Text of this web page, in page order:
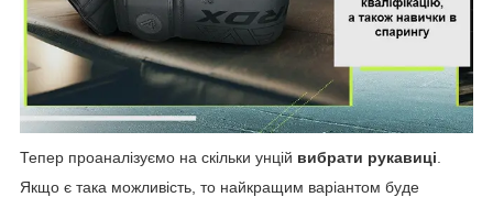
Тепер проаналізуємо на скільки унцій вибрати рукавиці
Якщо є така можливість, то найкращим варіантом буде